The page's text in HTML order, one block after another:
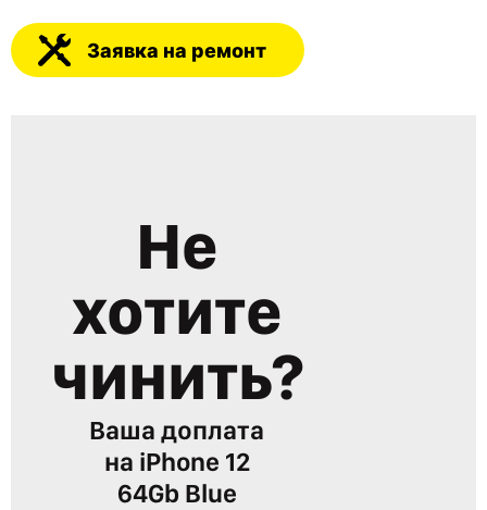
Заявка на ремонт
Не
хотите
чинить?
Ваша доплата
на iPhone 12
64Gb Blue